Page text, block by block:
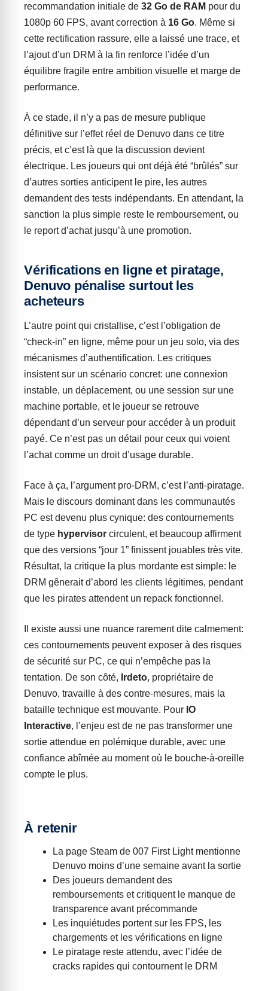
recommandation initiale de 32 Go de RAM pour du
1080p 60 FPS, avant correction à 16 Go. Même si
cette rectification rassure, elle a laissé une trace, et
l’ajout d’un DRM à la fin renforce l’idée d’un
équilibre fragile entre ambition visuelle et marge de
performance.
À ce stade, il n’y a pas de mesure publique
définitive sur l’effet réel de Denuvo dans ce titre
précis, et c’est là que la discussion devient
électrique. Les joueurs qui ont déjà été “brûlés” sur
d’autres sorties anticipent le pire, les autres
demandent des tests indépendants. En attendant, la
sanction la plus simple reste le remboursement, ou
le report d’achat jusqu’à une promotion.
Vérifications en ligne et piratage,
Denuvo pénalise surtout les
acheteurs
L’autre point qui cristallise, c’est l’obligation de
“check-in” en ligne, même pour un jeu solo, via des
mécanismes d’authentification. Les critiques
insistent sur un scénario concret: une connexion
instable, un déplacement, ou une session sur une
machine portable, et le joueur se retrouve
dépendant d’un serveur pour accéder à un produit
payé. Ce n’est pas un détail pour ceux qui voient
l’achat comme un droit d’usage durable.
Face à ça, l’argument pro-DRM, c’est l’anti-piratage.
Mais le discours dominant dans les communautés
PC est devenu plus cynique: des contournements
de type hypervisor circulent, et beaucoup affirment
que des versions “jour 1” finissent jouables très vite.
Résultat, la critique la plus mordante est simple: le
DRM gênerait d’abord les clients légitimes, pendant
que les pirates attendent un repack fonctionnel.
Il existe aussi une nuance rarement dite calmement:
ces contournements peuvent exposer à des risques
de sécurité sur PC, ce qui n’empêche pas la
tentation. De son côté, Irdeto, propriétaire de
Denuvo, travaille à des contre-mesures, mais la
bataille technique est mouvante. Pour IO
Interactive, l’enjeu est de ne pas transformer une
sortie attendue en polémique durable, avec une
confiance abîmée au moment où le bouche-à-oreille
compte le plus.
À retenir
La page Steam de 007 First Light mentionne
Denuvo moins d’une semaine avant la sortie
Des joueurs demandent des
remboursements et critiquent le manque de
transparence avant précommande
Les inquiétudes portent sur les FPS, les
chargements et les vérifications en ligne
Le piratage reste attendu, avec l’idée de
cracks rapides qui contournent le DRM